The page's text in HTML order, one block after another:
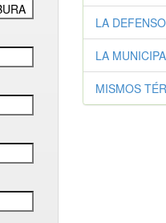
LA
LA
MISMOS